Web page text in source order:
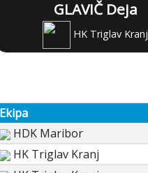
GLAVIČ Deja
HK Triglav Kranj
Ekipa
HDK Maribor
HK Triglav Kranj